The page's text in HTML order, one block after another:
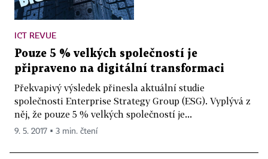
ICT REVUE
Pouze 5 % velkých společností je
připraveno na digitální transformaci
Překvapivý výsledek přinesla aktuální studie
společnosti Enterprise Strategy Group (ESG). Vyplývá z
něj, že pouze 5 % velkých společností je...
9. 5. 2017 ▪ 3 min. čtení